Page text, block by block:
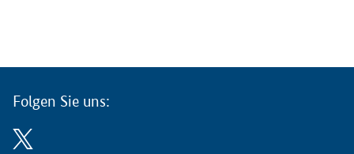
Folgen Sie uns: